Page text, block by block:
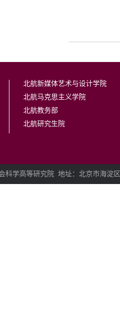
北航新媒体艺术与设计学院
北航马克思主义学院
北航教务部
北航研究生院
科学高等研究院 地址：北京市海淀